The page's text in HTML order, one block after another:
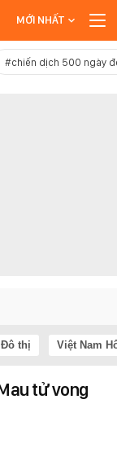
MỚI NHẤT
#chiến dịch 500 ngày
Đô thị Việt Nam
tử vong